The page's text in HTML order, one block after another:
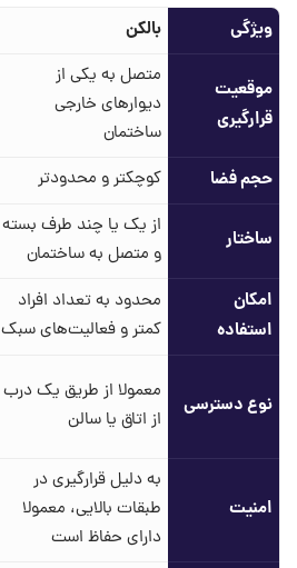
ویژگی بالکن
موقعیت
قرارگیری
متصل به یکی از
دیوارهای خارجی
ساختمان
حجم فضا کوچکتر و محدودتر
ساختار
از یک یا چند طرف بسته
و متصل به ساختمان
امکان
استفاده
محدود به تعداد افراد
کمتر و فعالیت‌های سبک
نوع دسترسی
معمولا از طریق یک درب
از اتاق یا سالن
امنیت
به دلیل قرارگیری در
طبقات بالایی، معمولا
دارای حفاظ است